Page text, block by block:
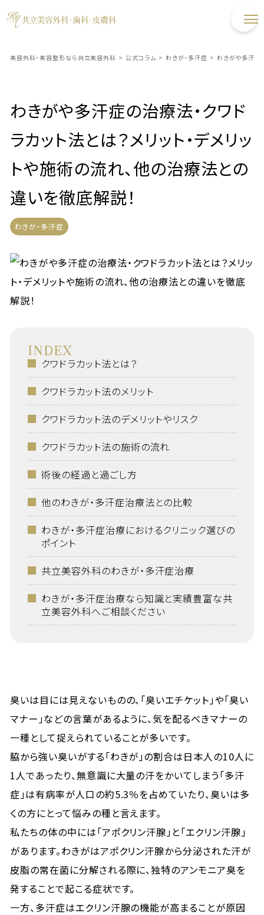
美容外科・美容整形なら共立美容外科 > 公式コラム > わきが・多汗症 > わきがや多汗症
わきがや多汗症の治療法・クワド
ラカット法とは？メリット・デメリッ
トや施術の流れ、他の治療法との
違いを徹底解説！
わきが・多汗症
INDEX
クワドラカット法とは？
クワドラカット法のメリット
クワドラカット法のデメリットやリスク
クワドラカット法の施術の流れ
術後の経過と過ごし方
他のわきが・多汗症治療法との比較
わきが・多汗症治療におけるクリニック選びの
ポイント
共立美容外科のわきが・多汗症治療
わきが・多汗症治療なら知識と実績豊富な共
立美容外科へご相談ください
臭いは目には見えないものの、「臭いエチケット」や「臭い
マナー」などの言葉があるように、気を配るべきマナーの
一種として捉えられていることが多いです。
脇から強い臭いがする「わきが」の割合は日本人の10人に
1人であったり、無意識に大量の汗をかいてしまう「多汗
症」は有病率が人口の約5.3％を占めていたり、臭いは多
くの方にとって悩みの種と言えます。
私たちの体の中には「アポクリン汗腺」と「エクリン汗腺」
があります。わきがはアポクリン汗腺から分泌された汗が
皮脂の常在菌に分解される際に、独特のアンモニア臭を
発することで起こる症状です。
一方、多汗症はエクリン汗腺の機能が高まることが原因